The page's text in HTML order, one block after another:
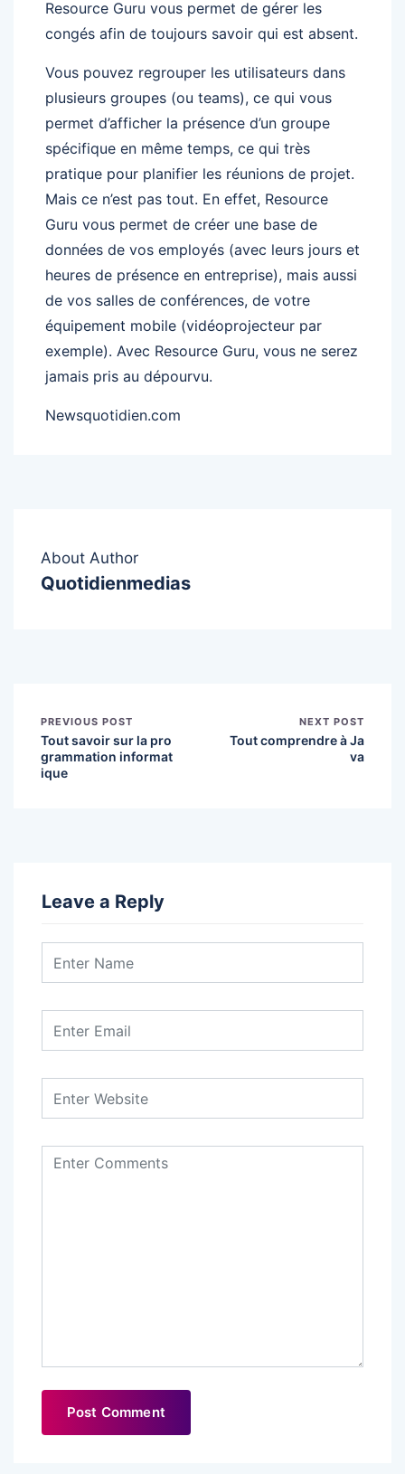
Resource Guru vous permet de gérer les
congés afin de toujours savoir qui est absent.
Vous pouvez regrouper les utilisateurs dans
plusieurs groupes (ou teams), ce qui vous
permet d’afficher la présence d’un groupe
spécifique en même temps, ce qui très
pratique pour planifier les réunions de projet.
Mais ce n’est pas tout. En effet, Resource
Guru vous permet de créer une base de
données de vos employés (avec leurs jours et
heures de présence en entreprise), mais aussi
de vos salles de conférences, de votre
équipement mobile (vidéoprojecteur par
exemple). Avec Resource Guru, vous ne serez
jamais pris au dépourvu.
Newsquotidien.com
About Author
Quotidienmedias
PREVIOUS POST
Tout savoir sur la pro
grammation informat
ique
NEXT POST
Tout comprendre à Ja
va
Leave a Reply